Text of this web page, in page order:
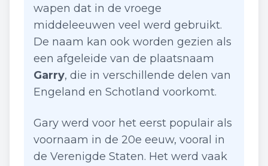
wapen dat in de vroege
middeleeuwen veel werd gebruikt.
De naam kan ook worden gezien als
een afgeleide van de plaatsnaam
Garry, die in verschillende delen van
Engeland en Schotland voorkomt.
Gary werd voor het eerst populair als
voornaam in de 20e eeuw, vooral in
de Verenigde Staten. Het werd vaak